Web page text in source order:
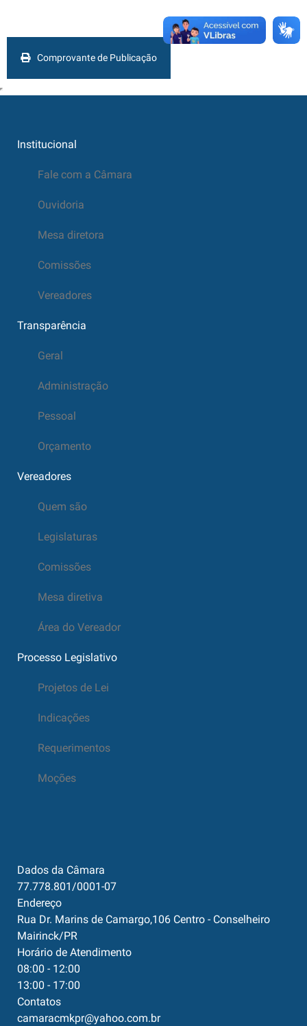
Comprovante de Publicação
Institucional
Fale com a Câmara
Ouvidoria
Mesa diretora
Comissões
Vereadores
Transparência
Geral
Administração
Pessoal
Orçamento
Vereadores
Quem são
Legislaturas
Comissões
Mesa diretiva
Área do Vereador
Processo Legislativo
Projetos de Lei
Indicações
Requerimentos
Moções
Dados da Câmara
77.778.801/0001-07
Endereço
Rua Dr. Marins de Camargo,106 Centro - Conselheiro
Mairinck/PR
Horário de Atendimento
08:00 - 12:00
13:00 - 17:00
Contatos
camaracmkpr@yahoo.com.br